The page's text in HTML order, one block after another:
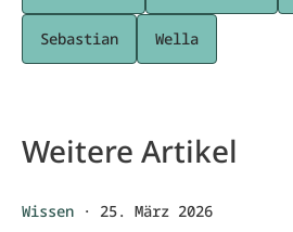
Sebastian Wella
Weitere Artikel
Wissen · 25. März 2026